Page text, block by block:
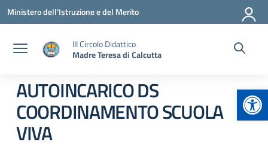
Vai ai contenuti
Vai al menu di navigazione
Vai al footer
Ministero dell'Istruzione e del Merito
III Circolo Didattico
Madre Teresa di Calcutta
AUTOINCARICO DS
COORDINAMENTO SCUOLA
VIVA